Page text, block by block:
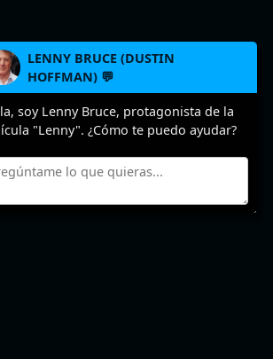
LENNY BRUCE (DUSTIN
HOFFMAN) 💬
soy Lenny Bruce, protagonista de la
"Lenny". ¿Cómo te puedo ayudar?